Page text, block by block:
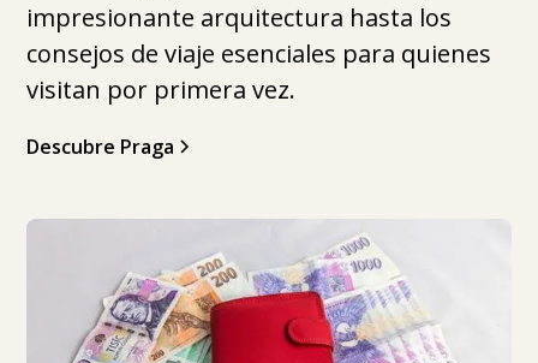
impresionante arquitectura hasta los
consejos de viaje esenciales para quienes
visitan por primera vez.
Descubre Praga